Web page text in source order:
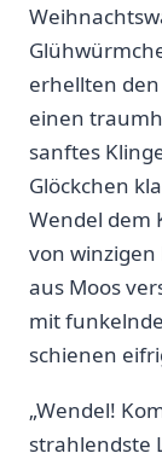
erhellten
einen
sanftes
Glöckchen
Wendel dem
⁣von winzigen
aus Moos
mit
schienen
„Wendel!
strahlendste